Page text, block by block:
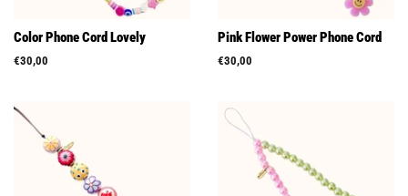
Color Phone Cord Lovely
Prix
€30,00
Pink Flower Power Phone Cord
Prix
€30,00